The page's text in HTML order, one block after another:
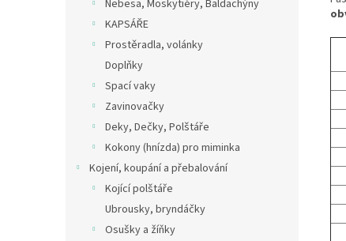
Nebesa, Moskytiéry, Baldachýny
KAPSÁŘE
Prostěradla, volánky
Doplňky
Spací vaky
Zavinovačky
Deky, Dečky, Polštáře
Kokony (hnízda) pro miminka
Kojení, koupání a přebalování
Kojící polštáře
Ubrousky, bryndáčky
Osušky a žíňky